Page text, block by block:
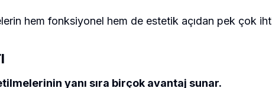
hem fonksiyonel hem de estetik açıdan pek çok
yanı sıra birçok avantaj sunar.